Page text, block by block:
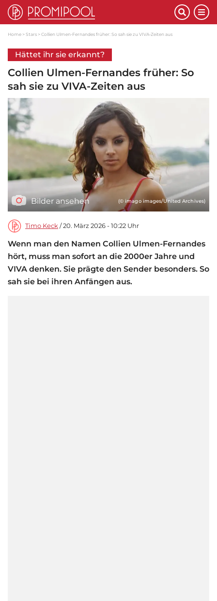
Home Stars Collien Ulmen-Fernandes früher: So sah sie zu VIVA-Zeiten aus
Hättet ihr sie erkannt?
Collien Ulmen-Fernandes früher: So
sah sie zu VIVA-Zeiten aus
Bilder ansehen (© imago images/United Archives)
Timo Keck / 20. März 2026 - 10:22 Uhr
Wenn man den Namen Collien Ulmen-Fernandes
hört, muss man sofort an die 2000er Jahre und
VIVA denken. Sie prägte den Sender besonders. So
sah sie bei ihren Anfängen aus.